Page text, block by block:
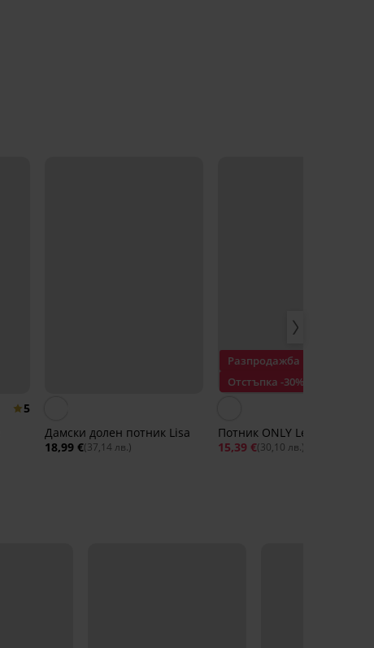
5
Дамски долен потник Lisa
18,99 €(37,14 лв.)
Разпродажба
Отстъпка -30%
Потник ONLY Lea
15,39 €(30,10 лв.)